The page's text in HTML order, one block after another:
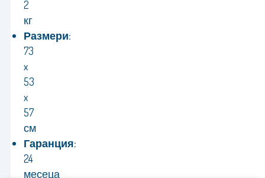
2
кг
Размери:
73
x
53
x
57
см
Гаранция:
24
месеца